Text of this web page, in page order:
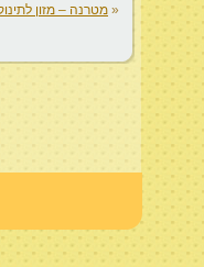
« מטרנה – מזון